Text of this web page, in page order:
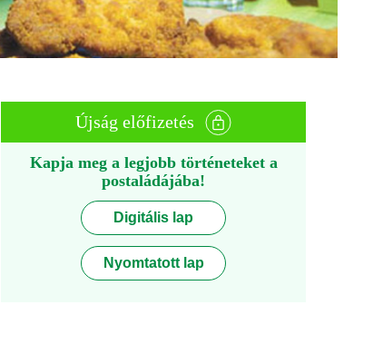
Újság előfizetés
Kapja meg a legjobb történeteket a
postaládájába!
Digitális lap
Nyomtatott lap